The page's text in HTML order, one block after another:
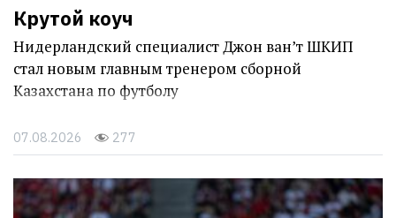
Крутой коуч
Нидерландский специалист Джон ван’т ШКИП
стал новым главным тренером сборной
Казахстана по футболу
07.08.2026 277